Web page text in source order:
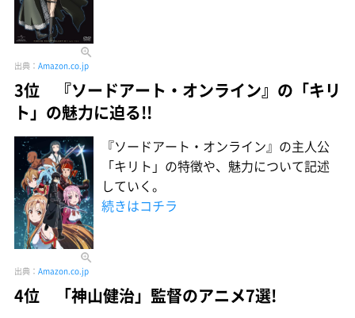
出典： Amazon.co.jp
3位 『ソードアート・オンライン』の「キリ
ト」の魅力に迫る!!
出典： Amazon.co.jp
『ソードアート・オンライン』の主人公
「キリト」の特徴や、魅力について記述
していく。
続きはコチラ
4位 「神山健治」監督のアニメ7選!